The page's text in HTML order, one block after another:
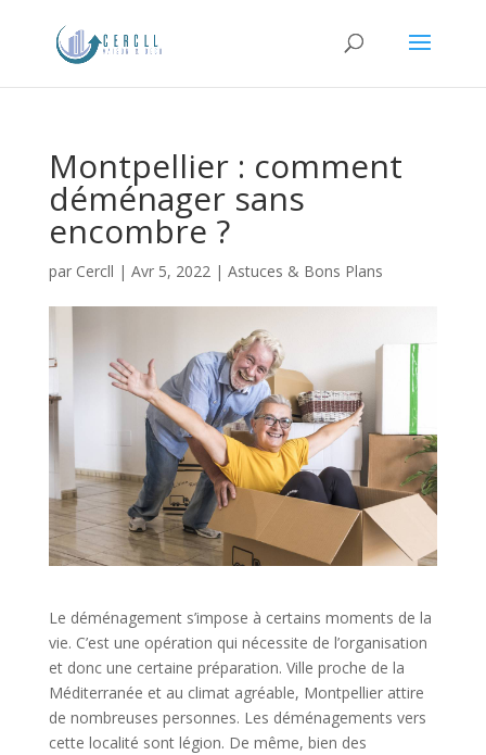
Montpellier : comment
déménager sans
encombre ?
par Cercll | Avr 5, 2022| Astuces & Bons Plans
Le déménagement s’impose à certains moments de la
vie. C’est une opération qui nécessite de l’organisation
et donc une certaine préparation. Ville proche de la
Méditerranée et au climat agréable, Montpellier attire
de nombreuses personnes. Les déménagements vers
cette localité sont légion. De même, bien des